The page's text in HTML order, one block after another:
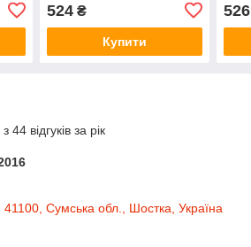
524₴
Купити
526
44 відгуків за рік
Сумська обл., Шостка, Україна